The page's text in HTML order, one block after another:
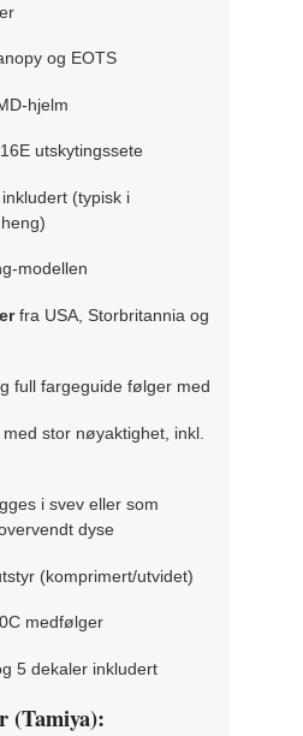
og EOTS
hjelm
utskytingssete
(typisk i
modellen
fra USA, Storbritannia og
full fargeguide følger med
stor nøyaktighet, inkl.
i svev eller som
dyse
(komprimert/utvidet)
medfølger
5 dekaler inkludert
(Tamiya):